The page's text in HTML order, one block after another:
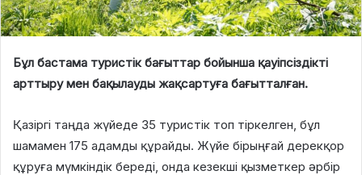
Бұл бастама туристік бағыттар бойынша қауіпсіздікті
арттыру мен бақылауды жақсартуға бағытталған.
Қазіргі таңда жүйеде 35 туристік топ тіркелген, бұл
шамамен 175 адамды құрайды. Жүйе бірыңғай дерекқор
құруға мүмкіндік береді, онда кезекші қызметкер әрбір